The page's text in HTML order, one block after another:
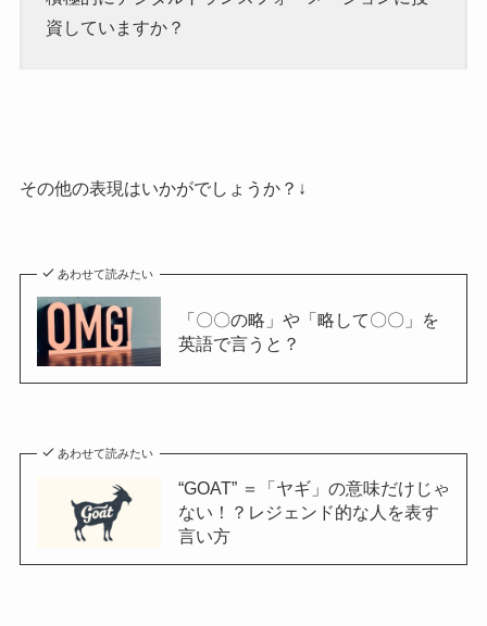
資していますか？
その他の表現はいかがでしょうか？↓
あわせて読みたい
「〇〇の略」や「略して〇〇」を
英語で言うと？
あわせて読みたい
“GOAT” ＝「ヤギ」の意味だけじゃ
ない！？レジェンド的な人を表す
言い方